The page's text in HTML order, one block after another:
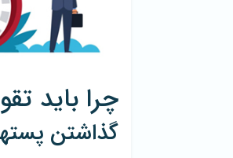
چرا باید
گذاشتن